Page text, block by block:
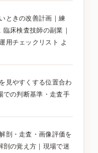
ときの改善計画｜練
臨床検査技師の副業｜
用チェックリスト よ
見やすくする位置合わ
での判断基準・走査手
剖・走査・画像評価を
剖の覚え方｜現場で迷